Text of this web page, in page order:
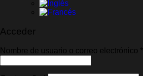
Acceder
Nombre de usuario o correo electrónico *